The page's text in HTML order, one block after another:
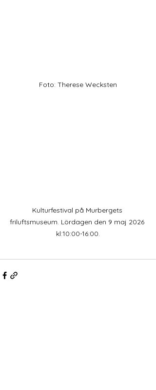
Foto: Therese Wecksten
Kulturfestival på Murbergets
friluftsmuseum. Lördagen den 9 maj 2026
kl:10:00-16:00.